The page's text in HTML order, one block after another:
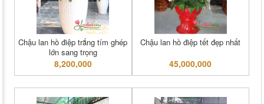
Chậu lan hồ điệp trắng tím ghép
lớn sang trọng
8,200,000
Chậu lan hồ điệp tết đẹp nhất
45,000,000